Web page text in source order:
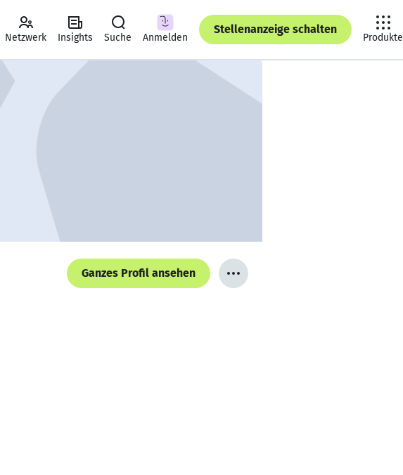
Netzwerk Insights Suche Anmelden
Stellenanzeige schalten
Produkte
Ganzes Profil ansehen